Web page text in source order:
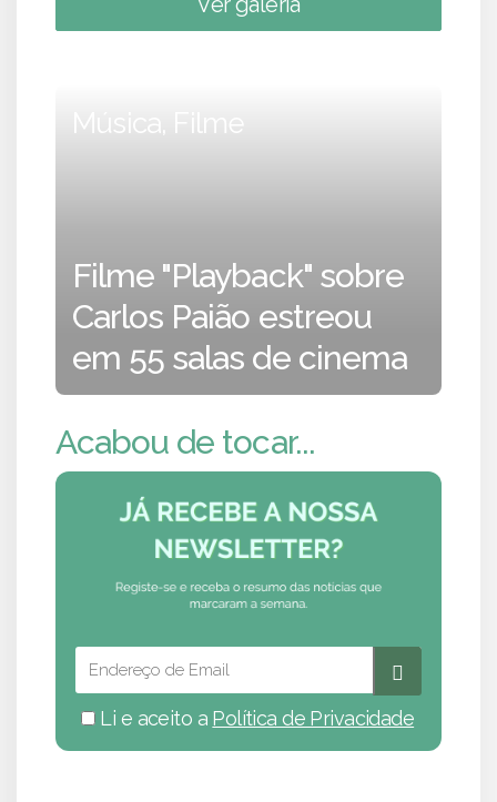
Música, Filme
Filme "Playback" sobre
Carlos Paião estreou
em 55 salas de cinema
Acabou de tocar...
Li e aceito a Política de Privacidade